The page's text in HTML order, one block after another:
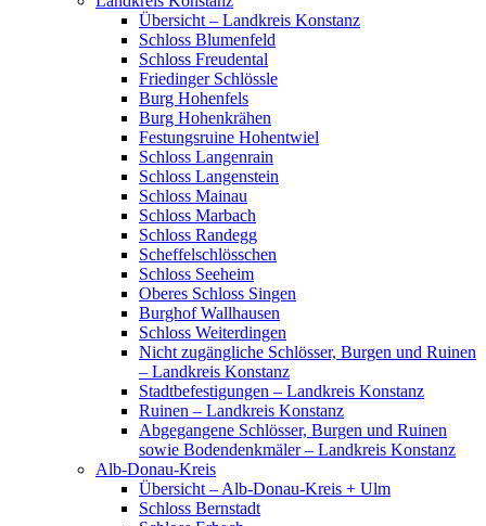
Übersicht – Landkreis Konstanz
Schloss Blumenfeld
Schloss Freudental
Friedinger Schlössle
Burg Hohenfels
Burg Hohenkrähen
Festungsruine Hohentwiel
Schloss Langenrain
Schloss Langenstein
Schloss Mainau
Schloss Marbach
Schloss Randegg
Scheffelschlösschen
Schloss Seeheim
Oberes Schloss Singen
Burghof Wallhausen
Schloss Weiterdingen
Nicht zugängliche Schlösser, Burgen und Ruinen
– Landkreis Konstanz
Stadtbefestigungen – Landkreis Konstanz
Ruinen – Landkreis Konstanz
Abgegangene Schlösser, Burgen und Ruinen
sowie Bodendenkmäler – Landkreis Konstanz
Alb-Donau-Kreis
Übersicht – Alb-Donau-Kreis + Ulm
Schloss Bernstadt